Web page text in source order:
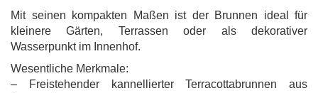
Mit seinen kompakten Maßen ist der Brunnen ideal für
kleinere Gärten, Terrassen oder als dekorativer
Wasserpunkt im Innenhof.
Wesentliche Merkmale:
– Freistehender kannellierter Terracottabrunnen aus